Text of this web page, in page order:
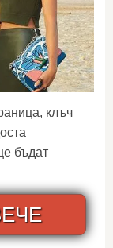
клъч
бъдат